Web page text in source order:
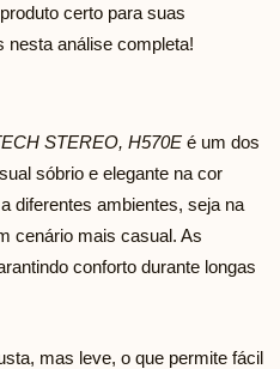
certo para suas
nesta análise completa!
STEREO, H570E é um dos
sóbrio e elegante na cor
diferentes ambientes, seja na
cenário mais casual. As
conforto durante longas
mas leve, o que permite fácil